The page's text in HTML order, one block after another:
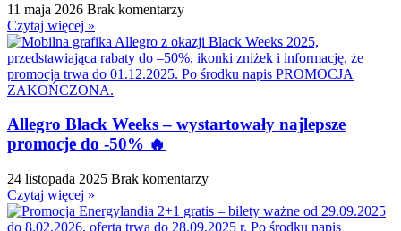
11 maja 2026 Brak komentarzy
Czytaj więcej »
Allegro Black Weeks – wystartowały najlepsze
promocje do -50% 🔥
24 listopada 2025 Brak komentarzy
Czytaj więcej »